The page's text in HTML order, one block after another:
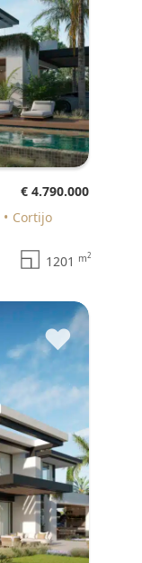
€ 4.790.000
Cortijo
1201 m2
♥